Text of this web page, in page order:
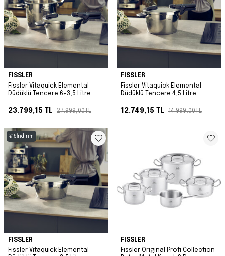
FISSLER
Fissler Vitaquick Elemental
Düdüklü Tencere 6+3,5 Litre
23.799,15 TL 27.999,00TL
FISSLER
Fissler Vitaquick Elemental
Düdüklü Tencere 4,5 Litre
12.749,15 TL 14.999,00TL
%15 İndirim
FISSLER
Fissler Vitaquick Elemental
FISSLER
Fissler Original Profi Collection